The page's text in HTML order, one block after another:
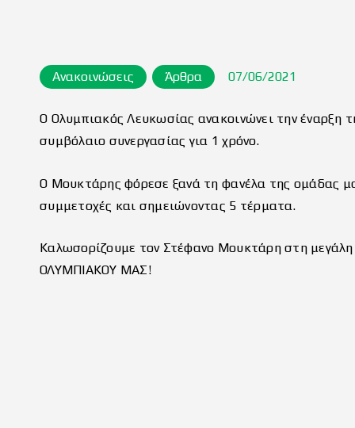
Ανακοινώσεις Άρθρα 07/06/2021
Ο Ολυμπιακός Λευκωσίας ανακοινώνει την έναρξη
συμβόλαιο συνεργασίας για 1 χρόνο.
Ο Μουκτάρης φόρεσε ξανά τη φανέλα της ομάδας
συμμετοχές και σημειώνοντας 5 τέρματα.
Καλωσορίζουμε τον Στέφανο Μουκτάρη στη
ΟΛΥΜΠΙΑΚΟΥ ΜΑΣ!